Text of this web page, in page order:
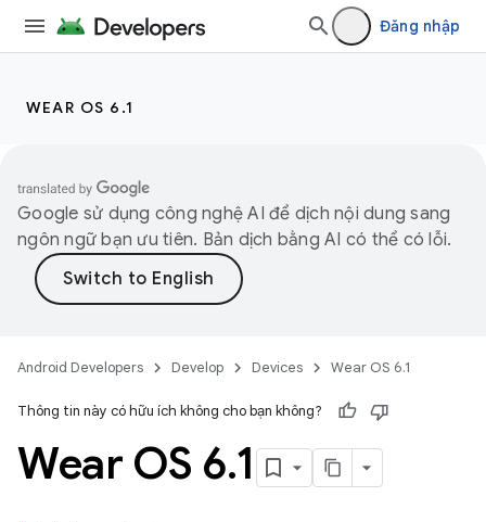
Đăng nhập
WEAR OS 6.1
Google sử dụng công nghệ AI để dịch nội dung sang
ngôn ngữ bạn ưu tiên. Bản dịch bằng AI có thể có lỗi.
Android Developers Develop Devices Wear OS 6.1
Thông tin này có hữu ích không cho bạn không?
Wear OS 6.1